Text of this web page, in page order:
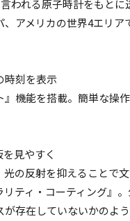
われる原子時計をもと
アメリカの世界4エリ
時刻を表示
』機能を搭載。簡単な操
見やすく
の反射を抑えることで
ティ・コーティング』
が存在していないかのよ